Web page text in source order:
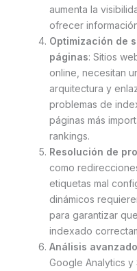
aumenta la
ofrecer
Optimización de
páginas: Sitios
online, necesitan
arquitectura y
problemas de
páginas más
rankings.
Resolución de
como
etiquetas mal
dinámicos
para garantizar
indexado
Análisis
Google Analytics